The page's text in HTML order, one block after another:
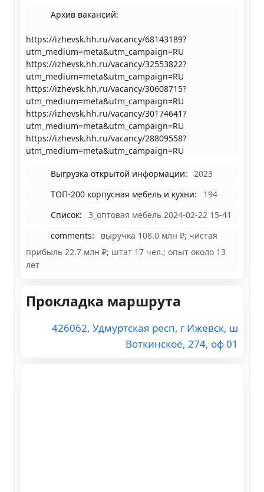
Архив вакансий:
https://izhevsk.hh.ru/vacancy/68143189?
utm_medium=meta&utm_campaign=RU
https://izhevsk.hh.ru/vacancy/32553822?
utm_medium=meta&utm_campaign=RU
https://izhevsk.hh.ru/vacancy/30608715?
utm_medium=meta&utm_campaign=RU
https://izhevsk.hh.ru/vacancy/30174641?
utm_medium=meta&utm_campaign=RU
https://izhevsk.hh.ru/vacancy/28809558?
utm_medium=meta&utm_campaign=RU
Выгрузка открытой информации:
2023
ТОП-200 корпусная мебель и кухни:
194
Список:
3_оптовая мебель 2024-02-22 15-41
comments:
выручка 108.0 млн ₽; чистая
прибыль 22.7 млн ₽; штат 17 чел.; опыт около 13
лет
Прокладка маршрута
426062, Удмуртская респ, г Ижевск, ш
Воткинское, 274, оф 01